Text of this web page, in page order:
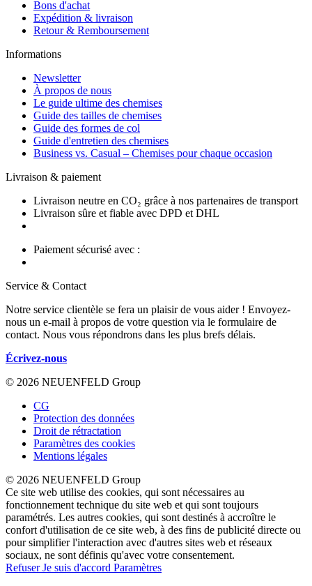
Bons d'achat
Expédition & livraison
Retour & Remboursement
Informations
Newsletter
À propos de nous
Le guide ultime des chemises
Guide des tailles de chemises
Guide des formes de col
Guide d'entretien des chemises
Business vs. Casual – Chemises pour chaque occasion
Livraison & paiement
Livraison neutre en CO₂ grâce à nos partenaires de transport
Livraison sûre et fiable avec DPD et DHL
Paiement sécurisé avec :
Service & Contact
Notre service clientèle se fera un plaisir de vous aider ! Envoyez-
nous un e-mail à propos de votre question via le formulaire de
contact. Nous vous répondrons dans les plus brefs délais.
Écrivez-nous
© 2026 NEUENFELD Group
CG
Protection des données
Droit de rétractation
Paramètres des cookies
Mentions légales
© 2026 NEUENFELD Group
Ce site web utilise des cookies, qui sont nécessaires au
fonctionnement technique du site web et qui sont toujours
paramétrés. Les autres cookies, qui sont destinés à accroître le
confort d'utilisation de ce site web, à des fins de publicité directe ou
pour simplifier l'interaction avec d'autres sites web et réseaux
sociaux, ne sont définis qu'avec votre consentement.
RefuserJe suis d'accord Paramètres